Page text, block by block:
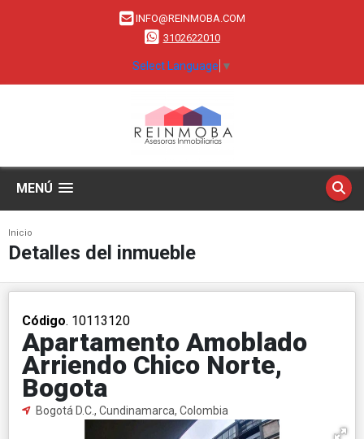
INFO@REINMOBA.COM
3102622010
Select Language ▼
MENÚ
Inicio
Detalles del inmueble
Código. 10113120
Apartamento Amoblado
Arriendo Chico Norte,
Bogota
Bogotá D.C., Cundinamarca, Colombia